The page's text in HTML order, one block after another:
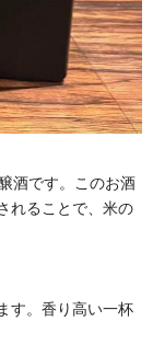
酒です。このお酒
れることで、米の
す。香り高い一杯